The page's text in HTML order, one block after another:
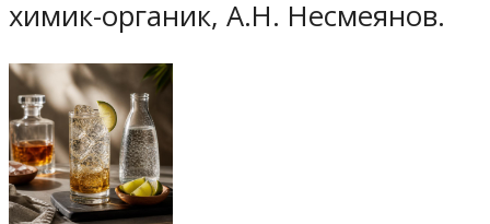
химик-органик, А.Н. Несмеянов.